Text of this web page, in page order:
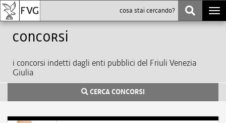
Concorsi
i concorsi indetti dagli enti pubblici del Friuli Venezia
Giulia
CERCA CONCORSI